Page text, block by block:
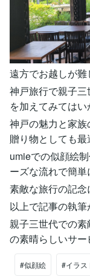
遠方でお越しが難
神戸旅行で親子
を加えてみては
神戸の魅力と家
贈り物としても最
umieでの似顔絵
ーズな流れで簡単
素敵な旅行の記念
以上で記事の執筆
親子三世代での
の素晴らしいサー
#似顔絵 #イラス